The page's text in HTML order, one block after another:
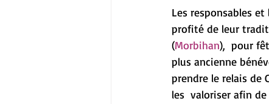
Les responsables
profité de leur
(Morbihan),  pour
plus ancienne
prendre le relais de
les  valoriser afin